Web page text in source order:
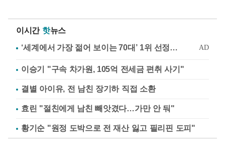
이시간 핫뉴스
이승기 "구속 차가원, 105억 전세금 편취 사기"
결별 아이유, 전 남친 장기하 직접 소환
효린 "절친에게 남친 빼앗겼다…가만 안 둬"
황기순 "원정 도박으로 전 재산 잃고 필리핀 도피"